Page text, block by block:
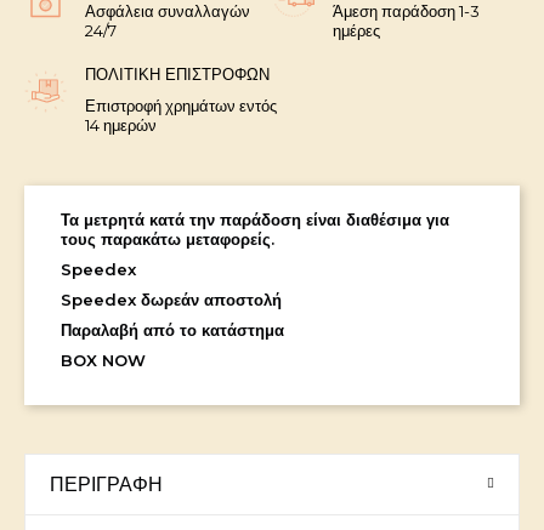
Ασφάλεια συναλλαγών
24/7
Άμεση παράδοση 1-3
ημέρες
ΠΟΛΙΤΙΚΉ ΕΠΙΣΤΡΟΦΏΝ
Επιστροφή χρημάτων εντός
14 ημερών
Τα μετρητά κατά την παράδοση είναι διαθέσιμα για
τους παρακάτω μεταφορείς.
Speedex
Speedex δωρεάν αποστολή
Παραλαβή από το κατάστημα
BOX NOW
ΠΕΡΙΓΡΑΦΉ